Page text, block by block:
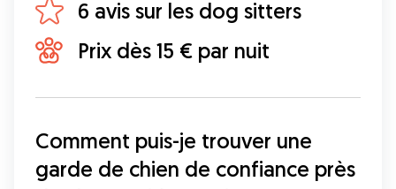
6 avis sur les dog sitters
Prix dès 15 € par nuit
Comment puis-je trouver une
garde de chien de confiance près